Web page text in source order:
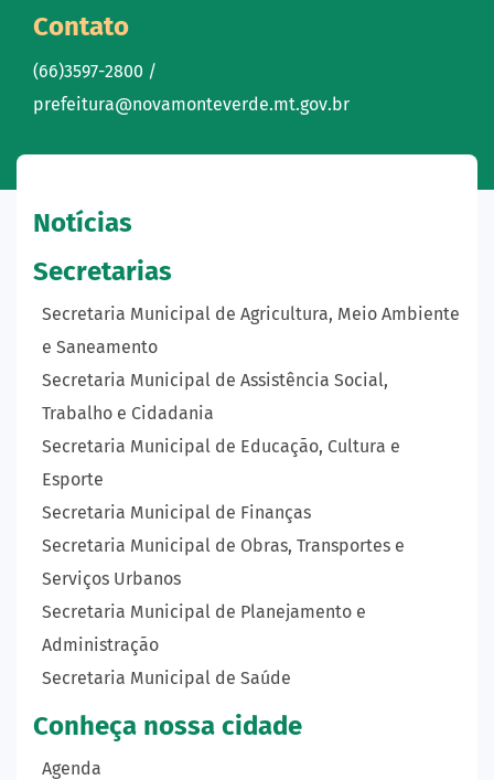
Contato
(66)3597-2800 /
prefeitura@novamonteverde.mt.gov.br
Notícias
Secretarias
Secretaria Municipal de Agricultura, Meio Ambiente
e Saneamento
Secretaria Municipal de Assistência Social,
Trabalho e Cidadania
Secretaria Municipal de Educação, Cultura e
Esporte
Secretaria Municipal de Finanças
Secretaria Municipal de Obras, Transportes e
Serviços Urbanos
Secretaria Municipal de Planejamento e
Administração
Secretaria Municipal de Saúde
Conheça nossa cidade
Agenda